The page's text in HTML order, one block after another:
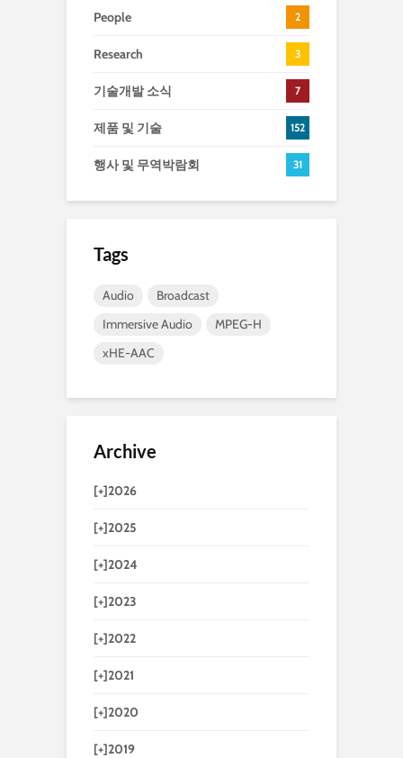
People 2
Research 3
기술개발 소식 7
제품 및 기술 152
행사 및 무역박람회 31
Tags
Audio
Broadcast
Immersive Audio
MPEG-H
xHE-AAC
Archive
[+]2026
[+]2025
[+]2024
[+]2023
[+]2022
[+]2021
[+]2020
[+]2019